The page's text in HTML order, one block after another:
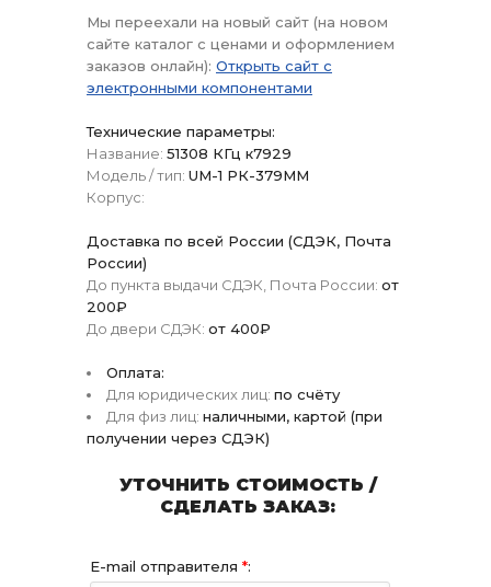
Мы переехали на новый сайт (на новом
сайте каталог с ценами и оформлением
заказов онлайн): Открыть сайт с
электронными компонентами
Технические параметры:
Название: 51308 КГц к7929
Модель / тип: UM-1 РК-379ММ
Корпус:
Доставка по всей России (СДЭК, Почта
России)
До пункта выдачи СДЭК, Почта России: от
200₽
До двери СДЭК: от 400₽
Оплата:
Для юридических лиц: по счёту
Для физ лиц: наличными, картой (при
получении через СДЭК)
УТОЧНИТЬ СТОИМОСТЬ /
СДЕЛАТЬ ЗАКАЗ:
E-mail отправителя *: